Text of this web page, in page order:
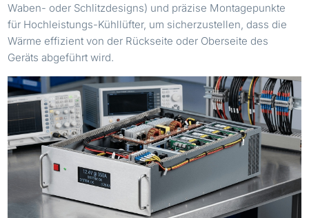
Waben- oder Schlitzdesigns) und präzise Montagepunkte
für Hochleistungs-Kühllüfter, um sicherzustellen, dass die
Wärme effizient von der Rückseite oder Oberseite des
Geräts abgeführt wird.